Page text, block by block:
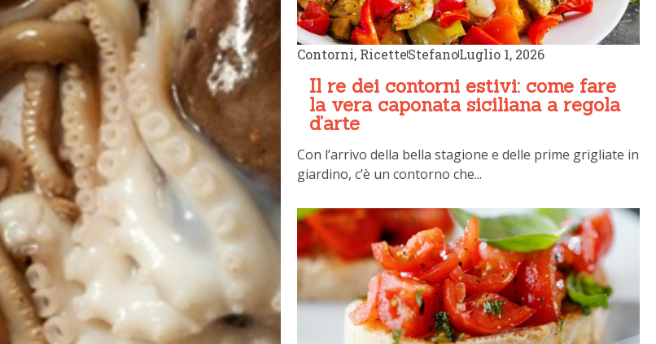
Contorni, RicetteStefanoLuglio 1, 2026
Il re dei contorni estivi: come fare
la vera caponata siciliana a regola
d’arte
Con l’arrivo della bella stagione e delle prime grigliate in
giardino, c’è un contorno che...